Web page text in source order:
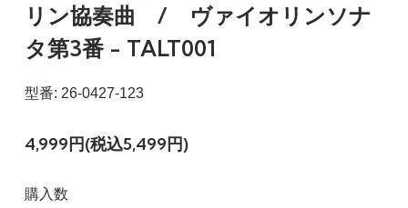
リン協奏曲 / ヴァイオリンソナ
タ第3番 - TALT001
型番: 26-0427-123
4,999円(税込5,499円)
購入数